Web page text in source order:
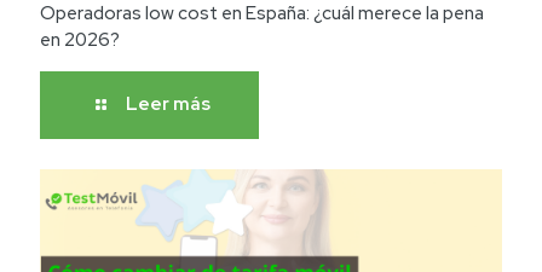
Operadoras low cost en España: ¿cuál merece la pena
en 2026?
Leer más